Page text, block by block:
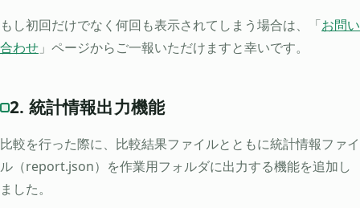
もし初回だけでなく何回も表示されてしまう場合は、「お問い
合わせ 」ページからご一報いただけますと幸いです。
2. 統計情報出力機能
比較を行った際に、比較結果ファイルとともに統計情報ファイ
ル（report.json）を作業用フォルダに出力する機能を追加し
ました。